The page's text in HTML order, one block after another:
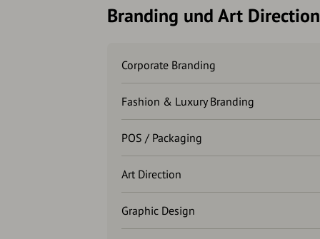
Branding und Art Direction
Corporate Branding
Fashion & Luxury Branding
POS / Packaging
Art Direction
Graphic Design